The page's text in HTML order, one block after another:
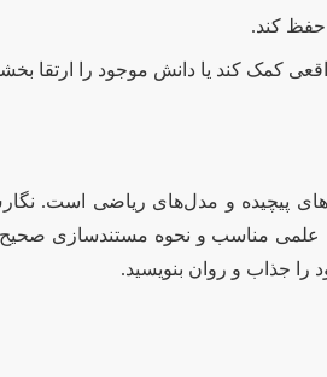
حفظ کند.
کمک کند یا دانش موجود را ارتقا
و مدل‌های ریاضی است. نگارش
مناسب و نحوه مستندسازی صحیح
را جذاب و روان بنویسید.